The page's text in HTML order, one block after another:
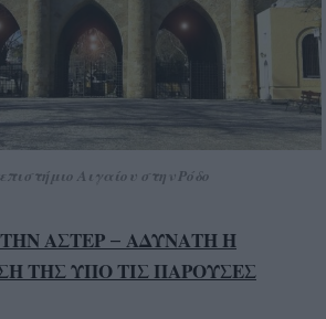
Αιγαίου στην Ρόδο
ΤΗΝ ΑΣΤΕΡ – ΑΔΥΝΑΤΗ Η
ΤΗΣ ΥΠΟ ΤΙΣ ΠΑΡΟΥΣΕΣ